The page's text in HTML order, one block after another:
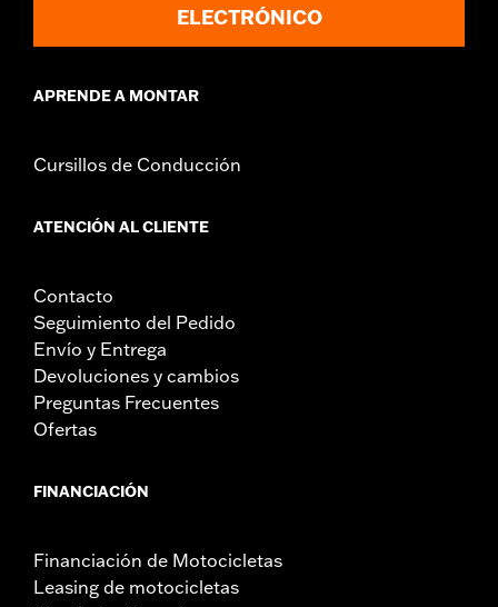
Instrucciones de instalación
adicionales
Cuero
Contenido del embalaje:
tornillería de fijación y aderezo de cuero
NOTAS:Algunas maletas Harley-Davidson® están hechas de
cuero. Las pieles finas u otros materiales naturales
adquieren “carácter,” como arrugas o desgaste, con el
tiempo. Esto es normal. Una fina pátina envejecida y
arrugas de carácter son una señal de la calidad
fabricar tu maleta. La aparición de grietas o marcas en
la piel son el resultado del uso de paneles de piel natural
para proteger tu inversión.
ELECTRÓNICO
APRENDE A MONTAR
Cursillos de Conducción
ATENCIÓN AL CLIENTE
Contacto
Seguimiento del Pedido
Envío y Entrega
Devoluciones y cambios
Preguntas Frecuentes
Ofertas
FINANCIACIÓN
Financiación de Motocicletas
Leasing de motocicletas